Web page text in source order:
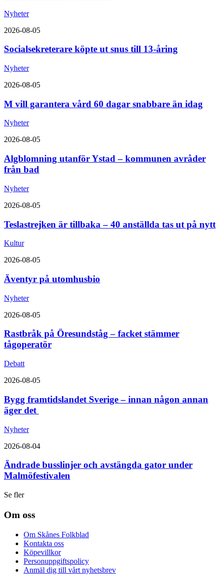
Nyheter
2026-08-05
Socialsekreterare köpte ut snus till 13-åring
Nyheter
2026-08-05
M vill garantera vård 60 dagar snabbare än idag
Nyheter
2026-08-05
Algblomning utanför Ystad – kommunen avråder
från bad
Nyheter
2026-08-05
Teslastrejken är tillbaka – 40 anställda tas ut på nytt
Kultur
2026-08-05
Äventyr på utomhusbio
Nyheter
2026-08-05
Rastbråk på Öresundståg – facket stämmer
tågoperatör
Debatt
2026-08-05
Bygg framtidslandet Sverige – innan någon annan
äger det
Nyheter
2026-08-04
Ändrade busslinjer och avstängda gator under
Malmöfestivalen
Se fler
Om oss
Om Skånes Folkblad
Kontakta oss
Köpevillkor
Personuppgiftspolicy
Anmäl dig till vårt nyhetsbrev